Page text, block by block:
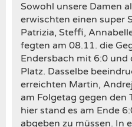
Sowohl unsere Damen
erwischten einen super
Patrizia, Steffi,
fegten am 08.11. die
Endersbach mit 6:0 und
Platz. Dasselbe
erreichten Martin,
am Folgetag gegen den
hier stand es am Ende
abgeben zu müssen. In